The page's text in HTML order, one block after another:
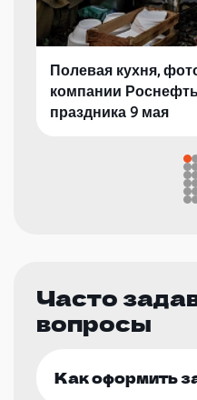
Полевая кухня,
компании
праздника 9 мая
Часто
вопросы
Как оформить